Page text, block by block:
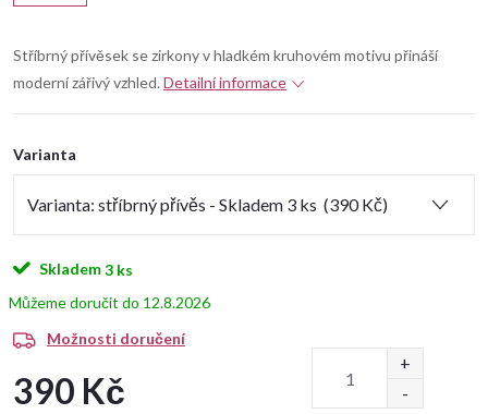
Stříbrný přívěsek se zirkony v hladkém kruhovém motivu přináší
moderní zářivý vzhled. Detailní informace
Varianta
Skladem3 ks
12.8.2026
Možnosti doručení
390 Kč